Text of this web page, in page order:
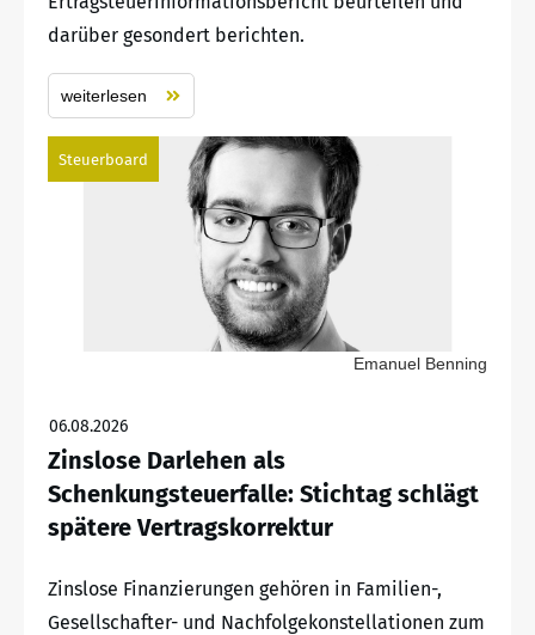
darüber gesondert berichten.
weiterlesen
Steuerboard
Emanuel Benning
06.08.2026
Zinslose Darlehen als
Schenkungsteuerfalle: Stichtag schlägt
spätere Vertragskorrektur
Zinslose Finanzierungen gehören in Familien-,
Gesellschafter- und Nachfolgekonstellationen zum